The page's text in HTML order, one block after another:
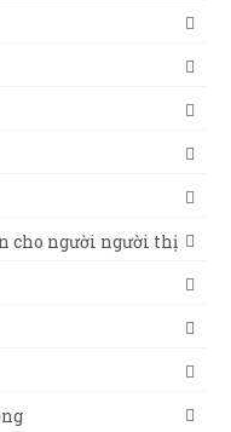
cho người người thị